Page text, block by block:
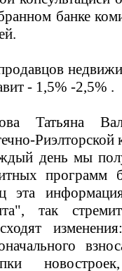
банке
- 1,5% -2,5% .
Татьяна
день мы
прoграмм
эта
так